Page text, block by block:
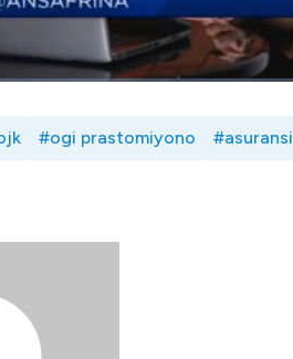
#ogi prastomiyono #asuransi